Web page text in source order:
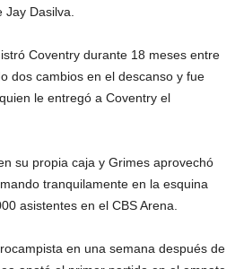
Dasilva.
Coventry durante 18 meses entre
dos cambios en el descanso y fue
le entregó a Coventry el
su propia caja y Grimes aprovechó
tranquilamente en la esquina
asistentes en el CBS Arena.
en una semana después de